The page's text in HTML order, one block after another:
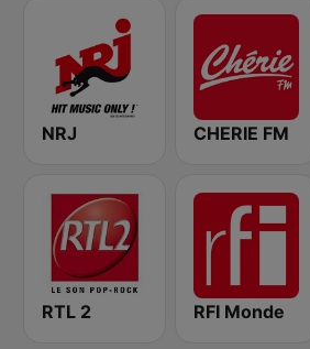
NRJ CHERIE FM
RTL 2 RFI Monde